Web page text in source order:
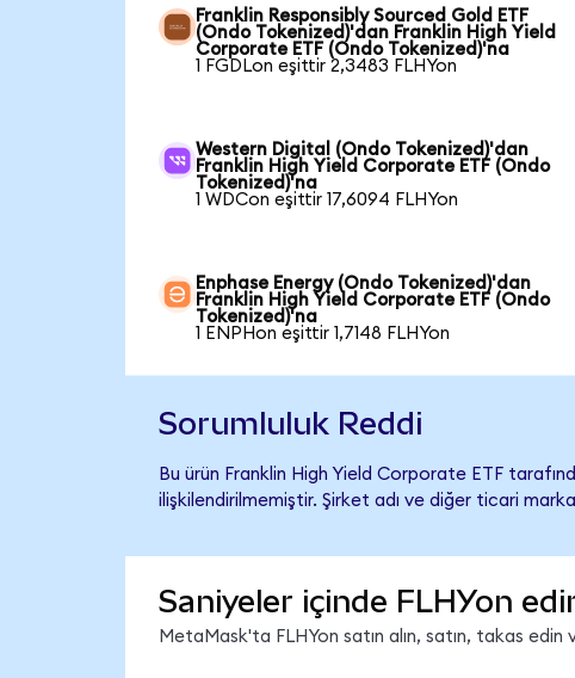
Franklin Responsibly Sourced Gold ETF
(Ondo Tokenized)'dan Franklin High Yield
Corporate ETF (Ondo Tokenized)'na
1 FGDLon eşittir 2,3483 FLHYon
Western Digital (Ondo Tokenized)'dan
Franklin High Yield Corporate ETF (Ondo
Tokenized)'na
1 WDCon eşittir 17,6094 FLHYon
Enphase Energy (Ondo Tokenized)'dan
Franklin High Yield Corporate ETF (Ondo
Tokenized)'na
1 ENPHon eşittir 1,7148 FLHYon
Sorumluluk Reddi
Bu ürün Franklin High Yield Corporate ETF
ilişkilendirilmemiştir. Şirket adı ve diğer ticari
Saniyeler içinde FLHYon
MetaMask'ta FLHYon satın alın, satın, takas